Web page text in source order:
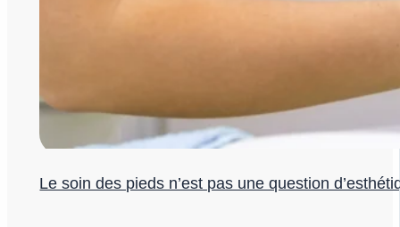
Le soin des pieds n’est pas une question